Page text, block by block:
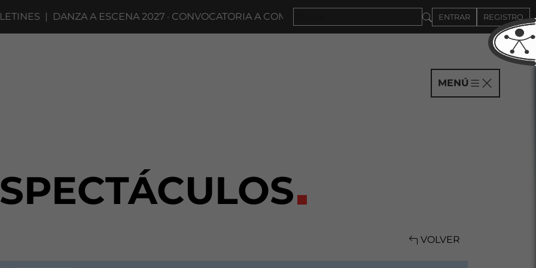
|DANZA A ESCENA 2027 · CONVOCATORIA A COMPAÑÍAS HASTA EL 4DE SEPTIEMBRE ENTRAR REGISTRO
MENÚ
VOLVER